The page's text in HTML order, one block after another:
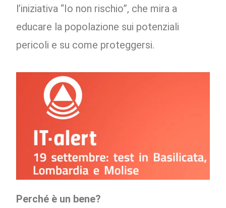
l’iniziativa “Io non rischio”, che mira a
educare la popolazione sui potenziali
pericoli e su come proteggersi.
Perché è un bene?